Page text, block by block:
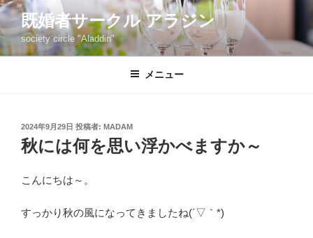
コ
ン
テ
ン
既婚者サークル アラジン
society circle "Aladdin"
メニュー
投
稿
日:
2024年9月29日 投稿者: MADAM
秋には何を思い浮かべますか～
こんにちは～。
すっかり秋の風になってきましたね(´▽｀*)